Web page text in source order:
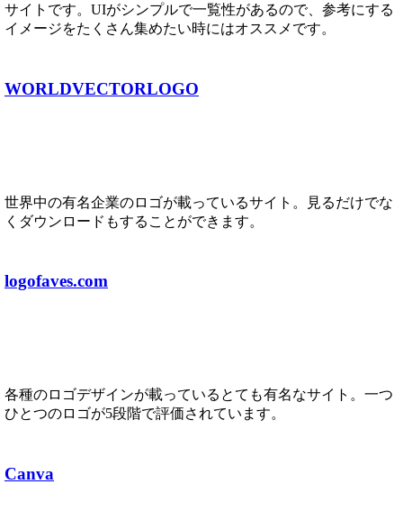
サイトです。UIがシンプルで一覧性があるので、参考にする
イメージをたくさん集めたい時にはオススメです。
WORLDVECTORLOGO
世界中の有名企業のロゴが載っているサイト。見るだけでな
くダウンロードもすることができます。
logofaves.com
各種のロゴデザインが載っているとても有名なサイト。一つ
ひとつのロゴが5段階で評価されています。
Canva